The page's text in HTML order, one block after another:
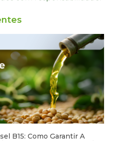
B15: Como Garantir A